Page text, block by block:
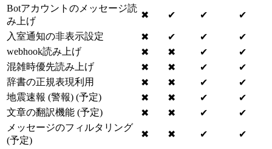
Botアカウントのメッセージ読
み上げ
✖ ✔ ✔ ✔
入室通知の非表示設定 ✖ ✔ ✔
✔
webhook読み上げ
✖ ✖ ✔
✔
混雑時優先読み上げ
✖ ✖ ✔
✔
辞書の正規表現利用
✖ ✖ ✔
✔
地震速報 (警報) (予定)
✖ ✖ ✔
✔
文章の翻訳機能 (予定)
✖ ✖ ✔
✔
メッセージのフィルタリング
(予定)
✖ ✖ ✔ ✔